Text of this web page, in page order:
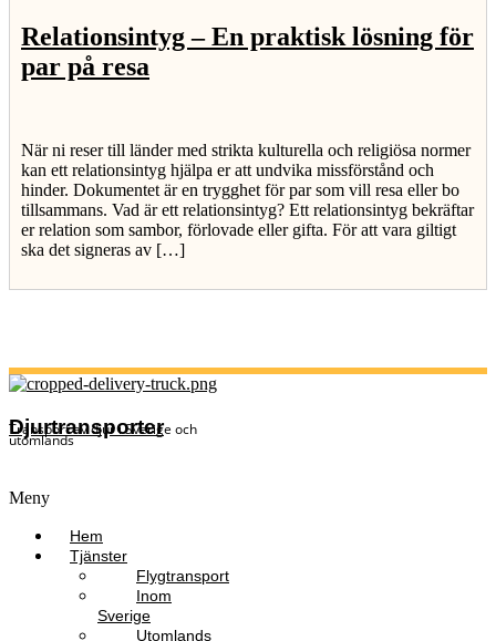
Relationsintyg – En praktisk lösning för
par på resa
När ni reser till länder med strikta kulturella och religiösa normer
kan ett relationsintyg hjälpa er att undvika missförstånd och
hinder. Dokumentet är en trygghet för par som vill resa eller bo
tillsammans. Vad är ett relationsintyg? Ett relationsintyg bekräftar
er relation som sambor, förlovade eller gifta. För att vara giltigt
ska det signeras av […]
Djurtransporter
Transport av djur i Sverige och
utomlands
Meny
Hem
Tjänster
Flygtransport
Inom
Sverige
Utomlands